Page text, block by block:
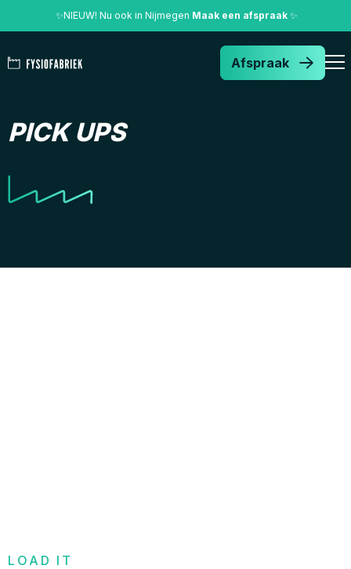
✨NIEUW! Nu ook in Nijmegen Maak een afspraak ✨
Afspraak
PICK UPS
LOAD IT